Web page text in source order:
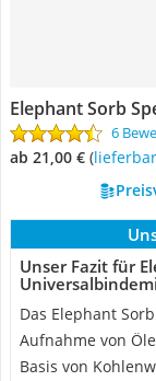
Elephant Sorb
6
ab 21,00 € (
Unser Fazit für
Das Elephant
Aufnahme von
Basis von